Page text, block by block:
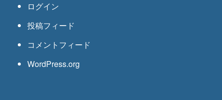
ログイン
投稿フィード
コメントフィード
WordPress.org